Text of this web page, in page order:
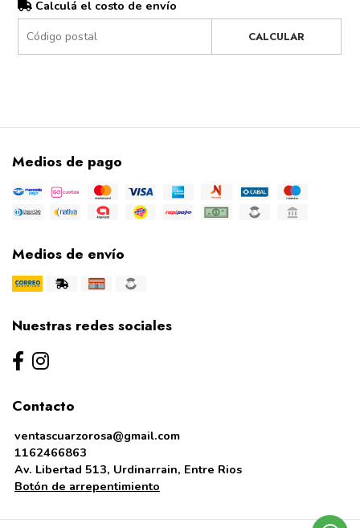
Calculá el costo de envío
CALCULAR
Medios de pago
Medios de envío
Nuestras redes sociales
Contacto
ventascuarzorosa@gmail.com
1162466863
Av. Libertad 513, Urdinarrain, Entre Rios
Botón de arrepentimiento